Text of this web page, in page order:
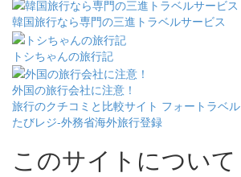
韓国旅行なら専門の三進トラベルサービス
トシちゃんの旅行記
外国の旅行会社に注意！
旅行のクチコミと比較サイト フォートラベル
たびレジ-外務省海外旅行登録
このサイトについて